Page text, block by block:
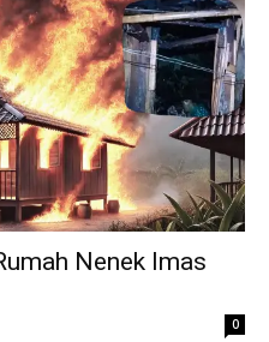
Nenek Imas
0